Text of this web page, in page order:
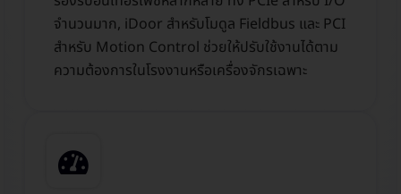
จำนวนมาก, iDoor สำหรับโมดูล Fieldbus และ PCI
สำหรับ Motion Control ช่วยให้ปรับใช้งานได้ตาม
ความต้องการในโรงงานหรือเครื่องจักรเฉพาะ